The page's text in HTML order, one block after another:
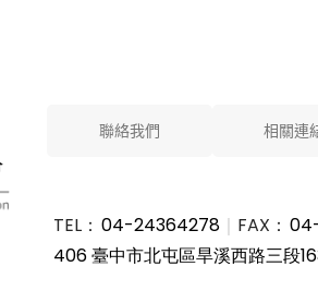
聯絡我們 相關連
TEL： 04-24364278｜ FAX：
406 臺中市北屯區旱溪西路三段